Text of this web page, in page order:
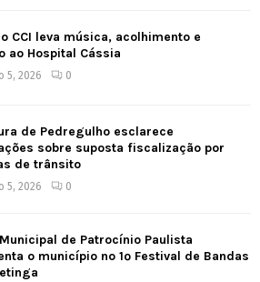
CCI leva música, acolhimento e
ao Hospital Cássia
5, 2026 0
de Pedregulho esclarece
sobre suposta fiscalização por
de trânsito
5, 2026 0
de Patrocínio Paulista
o município no 1º Festival de Bandas